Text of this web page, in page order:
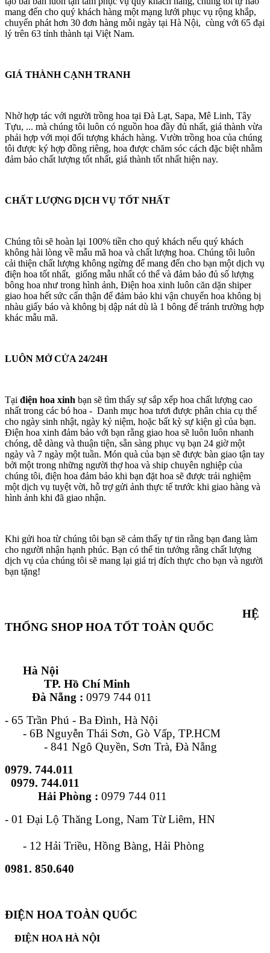
mang đến cho quý khách hàng một mạng lưới phục vụ rộng khắp,
chuyển phát hơn 30 đơn hàng mỗi ngày tại Hà Nội, cùng với 65 đại
lý trên 63 tỉnh thành tại Việt Nam.
GIÁ THÀNH CẠNH TRANH
Nhờ hợp tác với người trồng hoa tại Đà Lạt, Sapa, Mê Linh, Tây
Tựu, ... mà chúng tôi luôn có nguồn hoa đầy đủ nhất, giá thành vừa
phải hợp với mọi đối tượng khách hàng. Vườn trồng hoa của chúng
tôi được ký hợp đồng riêng, hoa được chăm sóc cách đặc biệt nhằm
đảm bảo chất lượng tốt nhất, giá thành tốt nhất hiện nay.
CHẤT LƯỢNG DỊCH VỤ TỐT NHẤT
Chúng tôi sẽ hoàn lại 100% tiền cho quý khách nếu quý khách
không hài lòng về mẫu mã hoa và chất lượng hoa. Chúng tôi luôn
cải thiện chất lượng không ngừng để mang đến cho bạn một dịch vụ
điện hoa tốt nhất, giống mẫu nhất có thể và đảm bảo đủ số lượng
bông hoa như trong hình ảnh, Điện hoa xinh luôn căn dặn shiper
giao hoa hết sức cẩn thận để đảm bảo khi vận chuyển hoa không bị
nhàu giấy báo và không bị dập nát dù là 1 bông để tránh trường hợp
khác mẫu mã.
LUÔN MỞ CỬA 24/24H
Tại điện hoa xinh bạn sẽ tìm thấy sự sắp xếp hoa chất lượng cao
nhất trong các bó hoa - Danh mục hoa tươi được phân chia cụ thể
cho ngày sinh nhật, ngày kỷ niệm, hoặc bất kỳ sự kiện gì của bạn.
Điện hoa xinh đảm bảo với bạn rằng giao hoa sẽ luôn luôn nhanh
chóng, dễ dàng và thuận tiện, sẵn sàng phục vụ bạn 24 giờ một
ngày và 7 ngày một tuần. Món quà của bạn sẽ được bàn giao tận tay
bởi một trong những người thợ hoa và ship chuyên nghiệp của
chúng tôi, điện hoa đảm bảo khi bạn đặt hoa sẽ được trải nghiệm
một dịch vụ tuyệt vời, hỗ trợ gửi ảnh thực tế trước khi giao hàng và
hình ảnh khi đã giao nhận.
Khi gửi hoa từ chúng tôi bạn sẽ cảm thấy tự tin rằng bạn đang làm
cho người nhận hạnh phúc. Bạn có thể tin tưởng rằng chất lượng
dịch vụ của chúng tôi sẽ mang lại giá trị đích thực cho bạn và người
bạn tặng!
HỆ
THỐNG SHOP HOA TỐT TOÀN QUỐC
Hà Nội
TP. Hồ Chí Minh
Đà Nẵng : 0979 744 011
- 65 Trần Phú - Ba Đình, Hà Nội
- 6B Nguyễn Thái Sơn, Gò Vấp, TP.HCM
- 841 Ngô Quyền, Sơn Trà, Đà Nẵng
0979. 744.011
0979. 744.011
Hải Phòng : 0979 744 011
- 01 Đại Lộ Thăng Long, Nam Từ Liêm, HN
- 12 Hải Triều, Hồng Bàng, Hải Phòng
0981. 850.640
ĐIỆN HOA TOÀN QUỐC
ĐIỆN HOA HÀ NỘI